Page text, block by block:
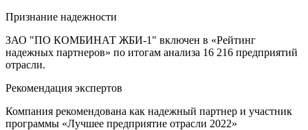
Признание надежности
ЗАО "ПО КОМБИНАТ ЖБИ-1" включен в «Рейтинг
надежных партнеров» по итогам анализа 16 216 предприятий
отрасли.
Рекомендация экспертов
Компания рекомендована как надежный партнер и участник
программы «Лучшее предприятие отрасли 2022»